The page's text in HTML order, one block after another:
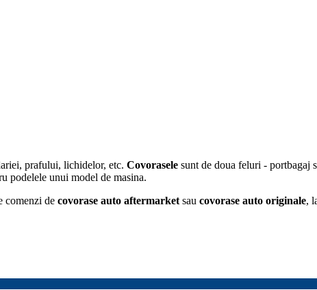
prafului, lichidelor, etc. Covorasele sunt de doua feluri - portbagaj
podelele unui model de masina.
comenzi de covorase auto aftermarketsau covorase auto originale,